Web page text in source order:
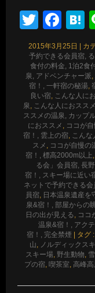
Twitter
2015年3月25日 | カ
予約できる会員宿,
食付の料金, 1泊2食
泉, アドベンチャー派
宿！, 一軒宿の秘湯
良い宿
こんな人に
泉
こんな人におスス
ススメの温泉, カップ
におススメ
ココが
宿！, 雲上の宿
こん
スメ
ココが自慢の
宿！, 標高2000m以上
る会」会員宿, 長
宿！, スキー場に近い
ネットで予約できる会
員宿 日本温泉遺産を
泉&宿！, 部屋からの
日の出が見える
ココ
温泉&宿！, アク
宿！, 完全禁煙 | タグ :
山
ノルディックス
スキー場 野生動物
プの宿 喫茶室 高峰高